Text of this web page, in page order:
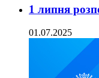
1 липня
01.07.2025